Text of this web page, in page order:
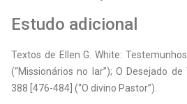
Estudo adicional
Textos de Ellen G. White:
(“Missionários no lar”); O Desejado
388 [476-484] (“O divino Pastor”).